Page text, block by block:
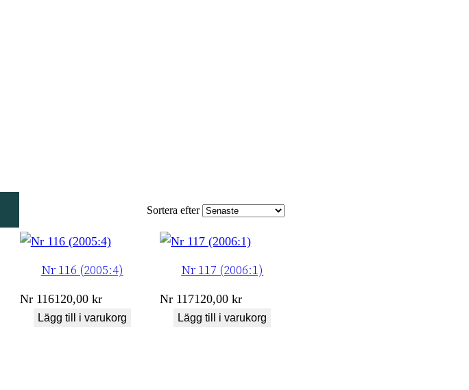
Sortera efter
Nr 116 (2005:4)
Nr 116120,00 kr
Lägg till i varukorg
Nr 117 (2006:1)
Nr 117120,00kr
Lägg till i varukorg